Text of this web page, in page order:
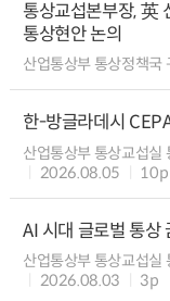
통상교섭본부장, 英
통상현안 논의
산업통상부 통상정책국
한-방글라데시
산업통상부 통상교섭실
2026.08.05
10p
AI 시대 글로벌 통상
산업통상부 통상교섭실
2026.08.03
3p